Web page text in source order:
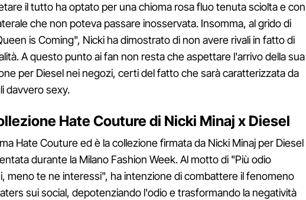
il tutto ha optato per una chioma rosa fluo tenuta sciolta e con
che non poteva passare inosservata. Insomma, al grido di
is Coming", Nicki ha dimostrato di non avere rivali in fatto di
A questo punto ai fan non resta che aspettare l'arrivo della sua
per Diesel nei negozi, certi del fatto che sarà caratterizzata da
davvero sexy.
Hate Couture di Nicki Minaj x Diesel
Hate Couture ed è la collezione firmata da Nicki Minaj per Diesel
durante la Milano Fashion Week. Al motto di "Più odio
meno te ne interessi", ha intenzione di combattere il fenomeno
sui social, depotenziando l'odio e trasformando la negatività